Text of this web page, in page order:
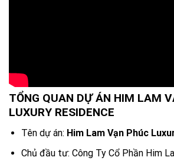
TỔNG QUAN DỰ ÁN HIM LAM
LUXURY RESIDENCE
Tên dự án: Him Lam Vạn Phúc
Chủ đầu tư: Công Ty Cổ Phần Him